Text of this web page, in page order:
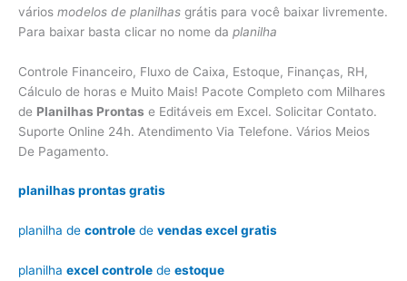
vários modelos de planilhas grátis para você baixar livremente.
Para baixar basta clicar no nome da planilha
Controle Financeiro, Fluxo de Caixa, Estoque, Finanças, RH,
Cálculo de horas e Muito Mais! Pacote Completo com Milhares
de Planilhas Prontas e Editáveis em Excel. Solicitar Contato.
Suporte Online 24h. Atendimento Via Telefone. Vários Meios
De Pagamento.
planilhas prontas gratis
planilha de controle de vendas excel gratis
planilha excel controle de estoque